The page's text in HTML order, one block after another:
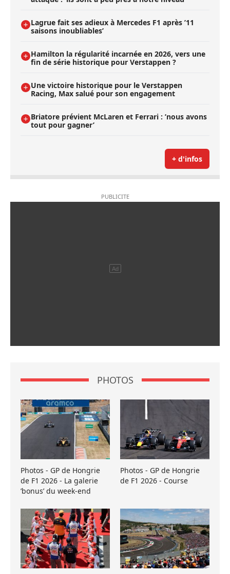
Lagrue fait ses adieux à Mercedes F1 après ’11
saisons inoubliables’
Hamilton la régularité incarnée en 2026, vers une
fin de série historique pour Verstappen ?
Une victoire historique pour le Verstappen
Racing, Max salué pour son engagement
Briatore prévient McLaren et Ferrari : ’nous avons
tout pour gagner’
+ d'infos
PHOTOS
Photos - GP de Hongrie
de F1 2026 - La galerie
’bonus’ du week-end
Photos - GP de Hongrie
de F1 2026 - Course